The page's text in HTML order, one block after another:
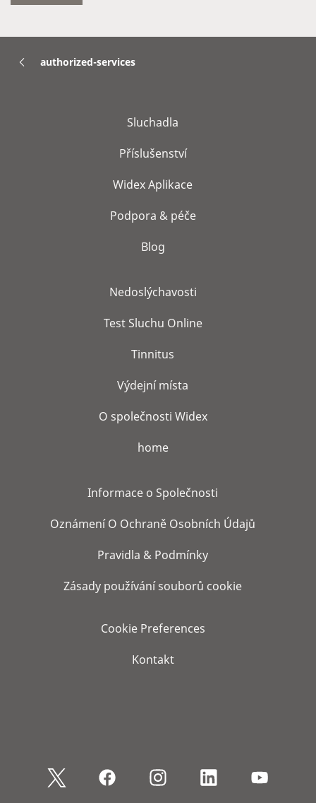
authorized-services
Sluchadla
Příslušenství
Widex Aplikace
Podpora & péče
Blog
Nedoslýchavosti
Test Sluchu Online
Tinnitus
Výdejní místa
O společnosti Widex
home
Informace o Společnosti
Oznámení O Ochraně Osobních Údajů
Pravidla & Podmínky
Zásady používání souborů cookie
Cookie Preferences
Kontakt